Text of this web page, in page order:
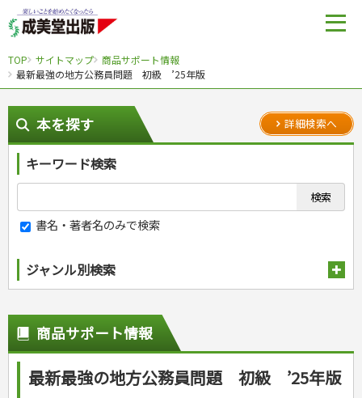
TOP サイトマップ 商品サポート情報
最新最強の地方公務員問題 初級 ’25年版
本を探す 詳細検索へ
キーワード検索
書名・著者名のみで検索
ジャンル別検索
スポーツ
スポーツルール
ゴルフ
自然・アウトドア・ペット
犬・猫
ナンプレ
カルチャー・芸術・趣味
生活・暮らし
料理
料理・レシピ
おもてなし・ごちそう料理
手芸・クラフト
編み物
住まい・インテリア・暮らし
健康と保育
家庭医学・健康
こどもの本
商品サポート情報
最新最強の地方公務員問題 初級 ’25年版